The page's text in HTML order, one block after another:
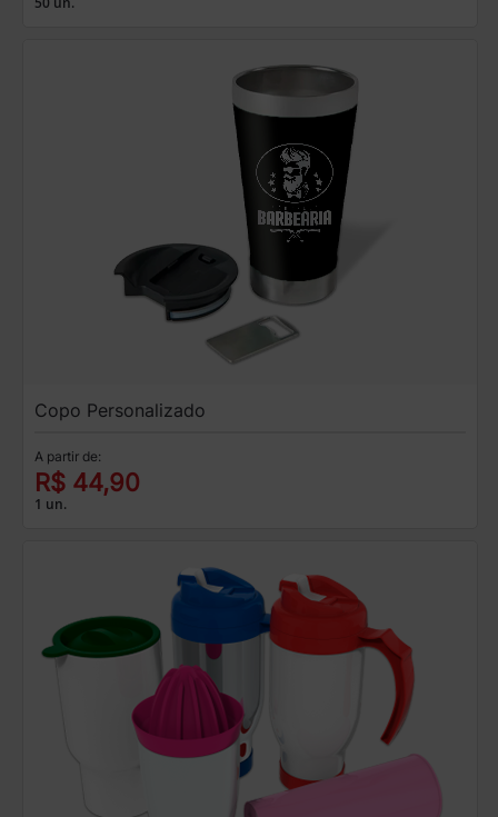
Copo Personalizado
A partir de:
R$ 44,90
1 un.